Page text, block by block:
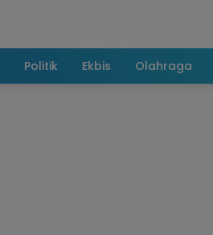
Politik Ekbis Olahraga